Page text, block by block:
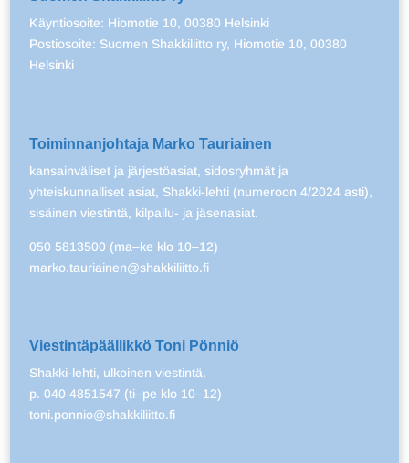
Käyntiosoite: Hiomotie 10, 00380 Helsinki
Postiosoite: Suomen Shakkiliitto ry, Hiomotie 10, 00380
Helsinki
Toiminnanjohtaja Marko Tauriainen
kansainväliset ja järjestöasiat, sidosryhmät ja
yhteiskunnalliset asiat, Shakki-lehti (numeroon 4/2024 asti),
sisäinen viestintä, kilpailu- ja jäsenasiat.
050 5813500 (ma–ke klo 10–12)
marko.tauriainen@shakkiliitto.fi
Viestintäpäällikkö Toni Pönniö
Shakki-lehti, ulkoinen viestintä.
p. 040 4851547 (ti–pe klo 10–12)
toni.ponnio@shakkiliitto.fi